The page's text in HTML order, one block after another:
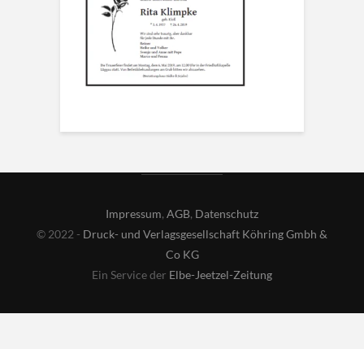
Impressum,AGB, Datenschutz
© 2022 - Druck- und Verlagsgesellschaft Köhring Gmbh &
Co KG
Ein Service der Elbe-Jeetzel-Zeitung